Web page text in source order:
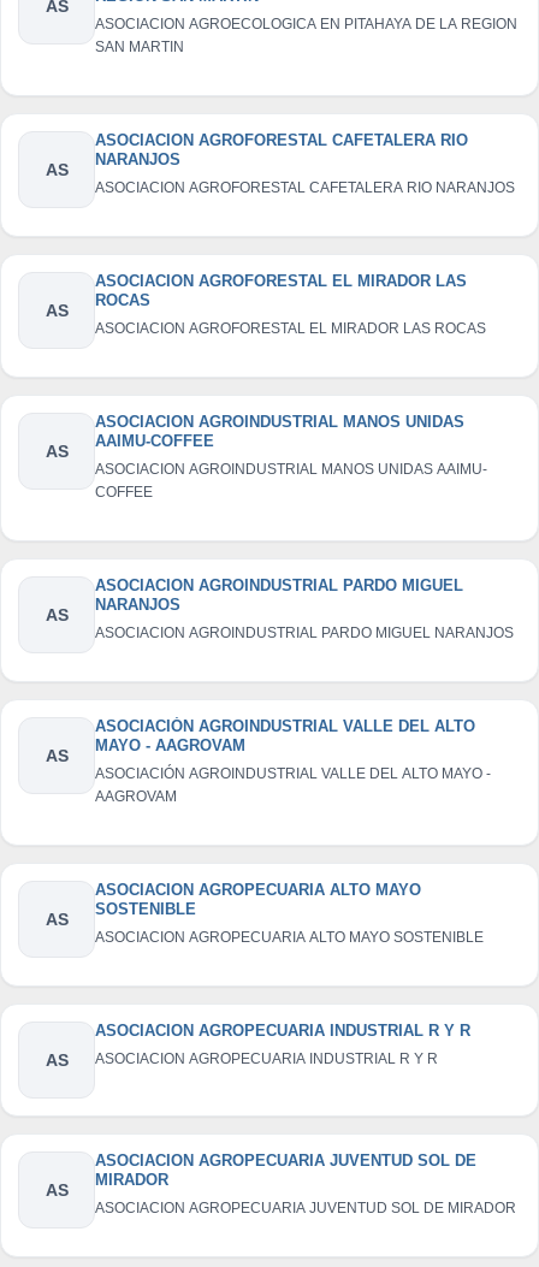
AS
ASOCIACION AGROECOLOGICA EN PITAHAYA DE LA REGION
SAN MARTIN
AS
ASOCIACION AGROFORESTAL CAFETALERA RIO
NARANJOS
ASOCIACION AGROFORESTAL CAFETALERA RIO NARANJOS
AS
ASOCIACION AGROFORESTAL EL MIRADOR LAS
ROCAS
ASOCIACION AGROFORESTAL EL MIRADOR LAS ROCAS
AS
ASOCIACION AGROINDUSTRIAL MANOS UNIDAS
AAIMU-COFFEE
ASOCIACION AGROINDUSTRIAL MANOS UNIDAS AAIMU-
COFFEE
AS
ASOCIACION AGROINDUSTRIAL PARDO MIGUEL
NARANJOS
ASOCIACION AGROINDUSTRIAL PARDO MIGUEL NARANJOS
AS
ASOCIACIÓN AGROINDUSTRIAL VALLE DEL ALTO
MAYO - AAGROVAM
ASOCIACIÓN AGROINDUSTRIAL VALLE DEL ALTO MAYO -
AAGROVAM
AS
ASOCIACION AGROPECUARIA ALTO MAYO
SOSTENIBLE
ASOCIACION AGROPECUARIA ALTO MAYO SOSTENIBLE
AS
ASOCIACION AGROPECUARIA INDUSTRIAL R Y R
ASOCIACION AGROPECUARIA INDUSTRIAL R Y R
AS
ASOCIACION AGROPECUARIA JUVENTUD SOL DE
MIRADOR
ASOCIACION AGROPECUARIA JUVENTUD SOL DE MIRADOR